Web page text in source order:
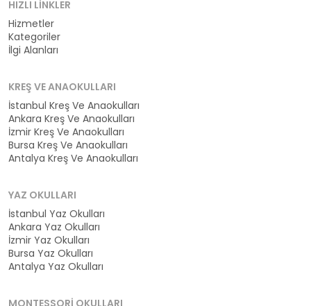
HIZLI LINKLER
Hizmetler
Kategoriler
İlgi Alanları
KREŞ VE ANAOKULLARI
İstanbul Kreş Ve Anaokulları
Ankara Kreş Ve Anaokulları
İzmir Kreş Ve Anaokulları
Bursa Kreş Ve Anaokulları
Antalya Kreş Ve Anaokulları
YAZ OKULLARI
İstanbul Yaz Okulları
Ankara Yaz Okulları
İzmir Yaz Okulları
Bursa Yaz Okulları
Antalya Yaz Okulları